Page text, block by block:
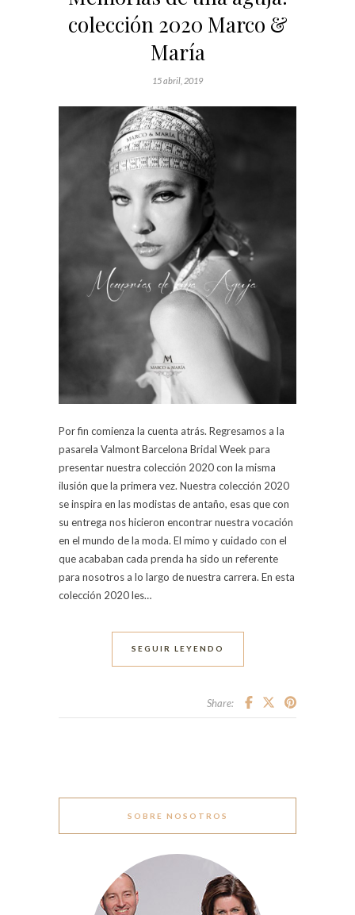
colección 2020 Marco &
María
15 abril, 2019
Por fin comienza la cuenta atrás. Regresamos a la
pasarela Valmont Barcelona Bridal Week para
presentar nuestra colección 2020 con la misma
ilusión que la primera vez. Nuestra colección 2020
se inspira en las modistas de antaño, esas que con
su entrega nos hicieron encontrar nuestra vocación
en el mundo de la moda. El mimo y cuidado con el
que acababan cada prenda ha sido un referente
para nosotros a lo largo de nuestra carrera. En esta
colección 2020 les…
SEGUIR LEYENDO
Share:
SOBRE NOSOTROS